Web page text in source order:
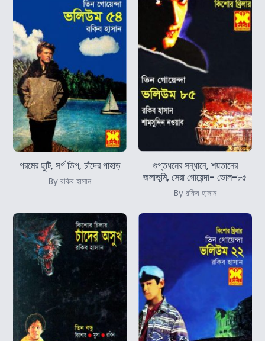
গরমের ছুটি, সর্গ ডিপ, চাঁদের পাহাড়
By রকিব হাসান
গুপ্তধনের সন্ধানে, শয়তানের
জলাভূমি, সেরা গোয়েন্দা- ভোল-৮৫
By রকিব হাসান